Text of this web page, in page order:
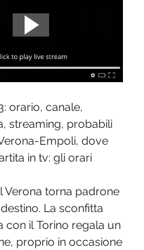
orario, canale,
streaming, probabili
Empoli, dove
in tv: gli orari
Verona torna padrone
La sconfitta
con il Torino regala un
proprio in occasione